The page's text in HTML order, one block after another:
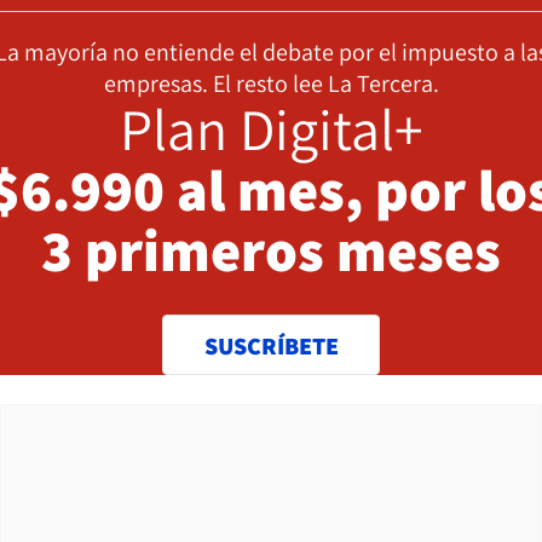
mayoría no entiende el debate por el impuesto a
empresas. El resto lee La Tercera.
Plan Digital+
al mes, por
3 primeros meses
SUSCRÍBETE